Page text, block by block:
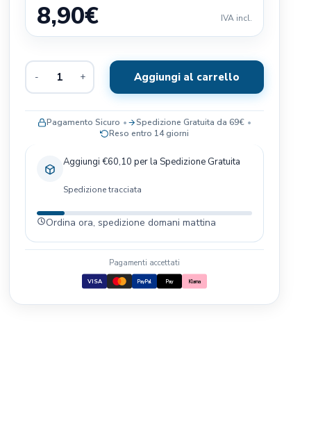
Exclusion
Terra Canis
Baldecchi
JRS- PET CARE
Blue Sky Clayworks
8,90€ IVA incl.
- + Aggiungi al carrello
Pagamento Sicuro
Spedizione Gratuita da 69€
Reso entro 14 giorni
Aggiungi €60,10 per la Spedizione Gratuita
Spedizione tracciata
Ordina ora, spedizione domani mattina
Pagamenti accettati
VISA PayPal Pay Klarna